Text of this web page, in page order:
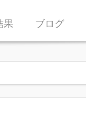
果 ブログ